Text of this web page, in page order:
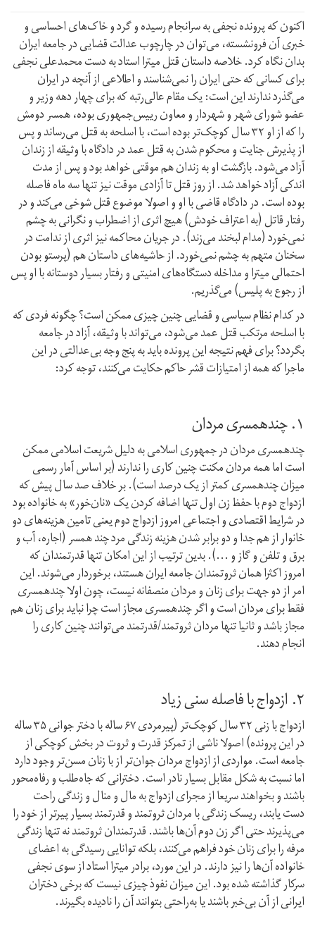
اکنون که پرونده نجفی به سرانجام رسیده و گرد و خاک‌های احساسی و
خبری آن فرونشسته، می‌توان در چارچوب عدالت قضایی در جامعه ایران
بدان نگاه کرد. خلاصه داستان قتل میترا استاد به دست محمدعلی نجفی
برای کسانی که حتی ایران را نمی‌شناسند و اطلاعی از آنچه در ایران
می‌گذرد ندارند این است: یک مقام عالی‌رتبه که برای چهار دهه وزیر و
عضو شورای شهر و شهردار و معاون رییس‌جمهوری بوده، همسر دومش
را که از او ۳۲ سال کوچک‌تر بوده است، با اسلحه به قتل می‌رساند و پس
از پذیرش جنایت و محکوم شدن به قتل عمد در دادگاه با وثیقه از زندان
آزاد می‌شود. بازگشت او به زندان هم موقتی خواهد بود و پس از مدت
اندکی آزاد خواهد شد. از روز قتل تا آزادی موقت نیز تنها سه ماه فاصله
بوده است. در دادگاه قاضی با او و اصولا موضوع قتل شوخی می‌کند و در
رفتار قاتل (به اعتراف خودش) هیچ اثری از اضطراب و نگرانی به چشم
نمی‌خورد (مدام لبخند می‌زند). در جریان محاکمه نیز اثری از ندامت در
سخنان متهم به چشم نمی‌خورد. از حاشیه‌های داستان هم (پرستو بودن
احتمالی میترا و مداخله دستگاه‌های امنیتی و رفتار بسیار دوستانه با او پس
از رجوع به پلیس) می‌گذریم.
در کدام نظام سیاسی و قضایی چنین چیزی ممکن است؟ چگونه فردی که
با اسلحه مرتکب قتل عمد می‌شود، می‌تواند با وثیقه، آزاد در جامعه
بگردد؟ برای فهم نتیجه این پرونده باید به پنج وجه بی‌عدالتی در این
ماجرا که همه از امتیازات قشر حاکم حکایت می‌کنند، توجه کرد:
۱. چندهمسری مردان
چندهمسری مردان در جمهوری اسلامی به دلیل شریعت اسلامی ممکن
است اما همه مردان مکنت چنین کاری را ندارند (بر اساس آمار رسمی
میزان چندهمسری کمتر از یک درصد است). بر خلاف صد سال پیش که
ازدواج دوم با حفظ زن اول تنها اضافه کردن یک «نان‌خور» به خانواده بود
در شرایط اقتصادی و اجتماعی امروز ازدواج دوم یعنی تامین هزینه‌های دو
خانوار از هم جدا و دو برابر شدن هزینه زندگی مرد چند همسر (اجاره، آب و
برق و تلفن و گاز و ...). بدین ترتیب از این امکان تنها قدرتمندان که
امروز اکثرا همان ثروتمندان جامعه ایران هستند، برخوردار می‌شوند. این
امر از دو جهت برای زنان و مردان منصفانه نیست، چون اولا چندهمسری
فقط برای مردان است و اگر چندهمسری مجاز است چرا نباید برای زنان هم
مجاز باشد و ثانیا تنها مردان ثروتمند/قدرتمند می‌توانند چنین کاری را
انجام دهند.
۲. ازدواج با فاصله سنی زیاد
ازدواج با زنی ۳۲ سال کوچک‌تر (پیرمردی ۶۷ ساله با دختر جوانی ۳۵ ساله
در این پرونده) اصولا ناشی از تمرکز قدرت و ثروت در بخش کوچکی از
جامعه است. مواردی از ازدواج مردان جوان‌تر از با زنان مسن‌تر وجود دارد
اما نسبت به شکل مقابل بسیار نادر است. دخترانی که جاه‌طلب و رفاه‌محور
باشند و بخواهند سریعا از مجرای ازدواج به مال و منال و زندگی راحت
دست یابند، ریسک زندگی با مردان ثروتمند و قدرتمند بسیار پیرتر از خود را
می‌پذیرند حتی اگر زن دوم آن‌ها باشند. قدرتمندان ثروتمند نه تنها زندگی
مرفه را برای زنان خود فراهم می‌کنند، بلکه توانایی رسیدگی به اعضای
خانواده آن‌ها را نیز دارند. در این مورد، برادر میترا استاد از سوی نجفی
سرکار گذاشته شده بود. این میزان نفوذ چیزی نیست که برخی دختران
ایرانی از آن بی‌خبر باشند یا به‌راحتی بتوانند آن را نادیده بگیرند.